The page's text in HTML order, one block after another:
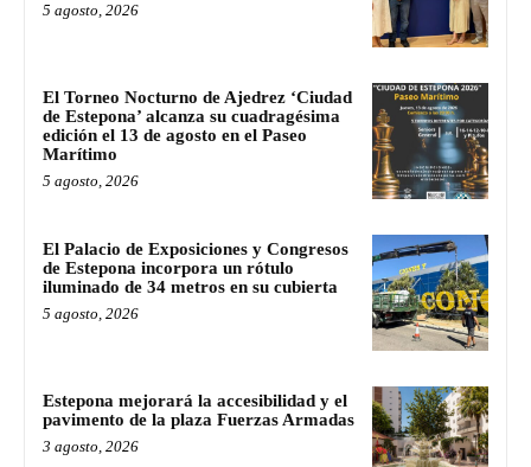
5 agosto, 2026
El Torneo Nocturno de Ajedrez ‘Ciudad
de Estepona’ alcanza su cuadragésima
edición el 13 de agosto en el Paseo
Marítimo
5 agosto, 2026
El Palacio de Exposiciones y Congresos
de Estepona incorpora un rótulo
iluminado de 34 metros en su cubierta
5 agosto, 2026
Estepona mejorará la accesibilidad y el
pavimento de la plaza Fuerzas Armadas
3 agosto, 2026